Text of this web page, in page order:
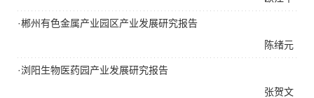
陈绪元
·郴州有色金属产业园区产业发展研究报告
张贺文
·浏阳生物医药园产业发展研究报告